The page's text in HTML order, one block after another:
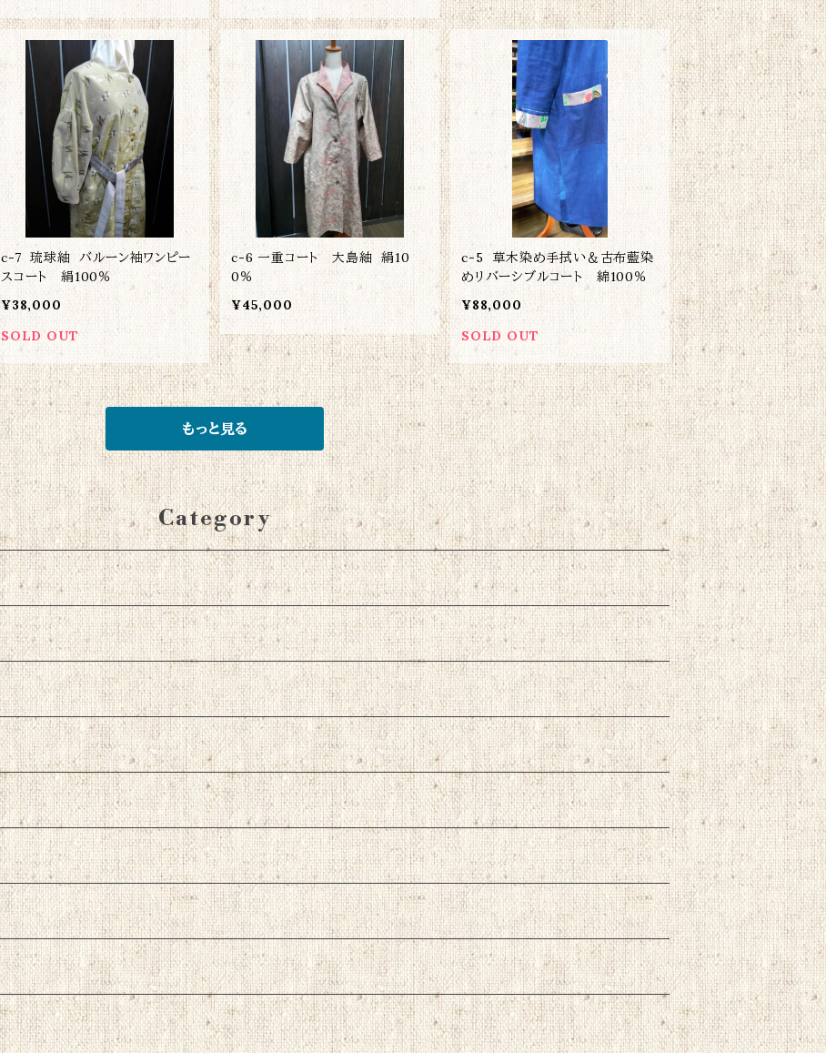
c-7 琉球紬 バルーン袖ワンピー
スコート 絹100％
¥38,000
SOLD OUT
c-6 一重コート 大島紬 絹10
0％
¥45,000
c-5 草木染め手拭い＆古布藍染
めリバーシブルコート 綿100％
¥88,000
SOLD OUT
もっと見る
Category